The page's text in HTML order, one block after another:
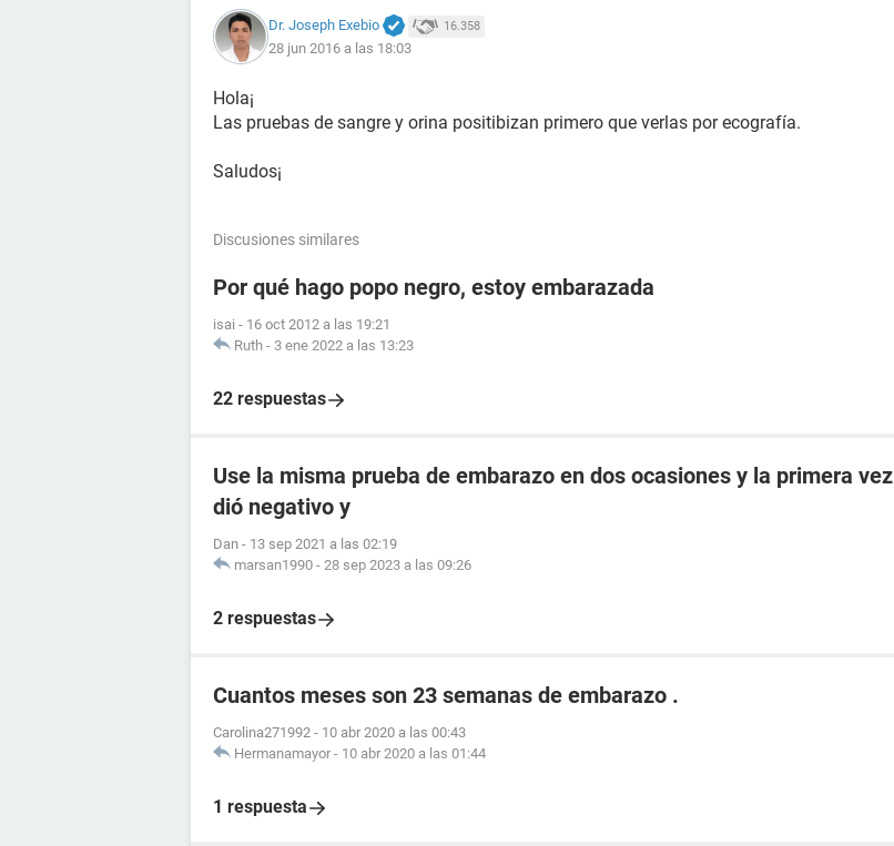
Dr. Joseph Exebio 16.358
28 jun 2016 a las 18:03
Hola¡
Las pruebas de sangre y orina positibizan primero que verlas por ecografía.
Saludos¡
Discusiones similares
Por qué hago popo negro, estoy embarazada
isai - 16 oct 2012 a las 19:21
Ruth - 3 ene 2022 a las 13:23
22 respuestas
Use la misma prueba de embarazo en dos ocasiones y la primera vez
dió negativo y
Dan - 13 sep 2021 a las 02:19
marsan1990 - 28 sep 2023 a las 09:26
2 respuestas
Cuantos meses son 23 semanas de embarazo .
Carolina271992 - 10 abr 2020 a las 00:43
Hermanamayor - 10 abr 2020 a las 01:44
1 respuesta